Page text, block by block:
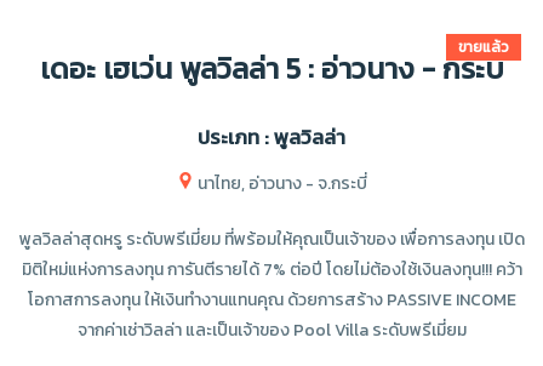
เดอะ เฮเว่น พูลวิลล่า 5 : อ่าวนาง - กระบี่
ขายแล้ว
ประเภท : พูลวิลล่า
นาไทย, อ่าวนาง - จ.กระบี่
พูลวิลล่าสุดหรู ระดับพรีเมี่ยม ที่พร้อมให้คุณเป็นเจ้าของ เพื่อการลงทุน เปิด
มิติใหม่แห่งการลงทุน การันตีรายได้ 7% ต่อปี โดยไม่ต้องใช้เงินลงทุน!!! คว้า
โอกาสการลงทุน ให้เงินทำงานแทนคุณ ด้วยการสร้าง PASSIVE INCOME
จากค่าเช่าวิลล่า และเป็นเจ้าของ Pool Villa ระดับพรีเมี่ยม